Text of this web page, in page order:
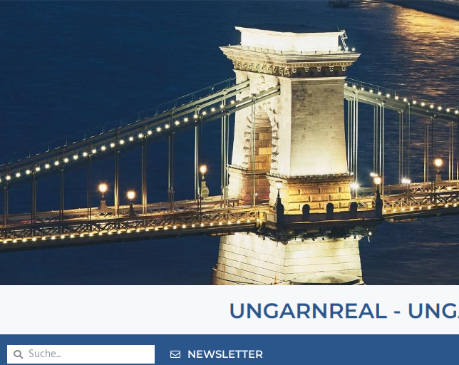
NEWSLETTER